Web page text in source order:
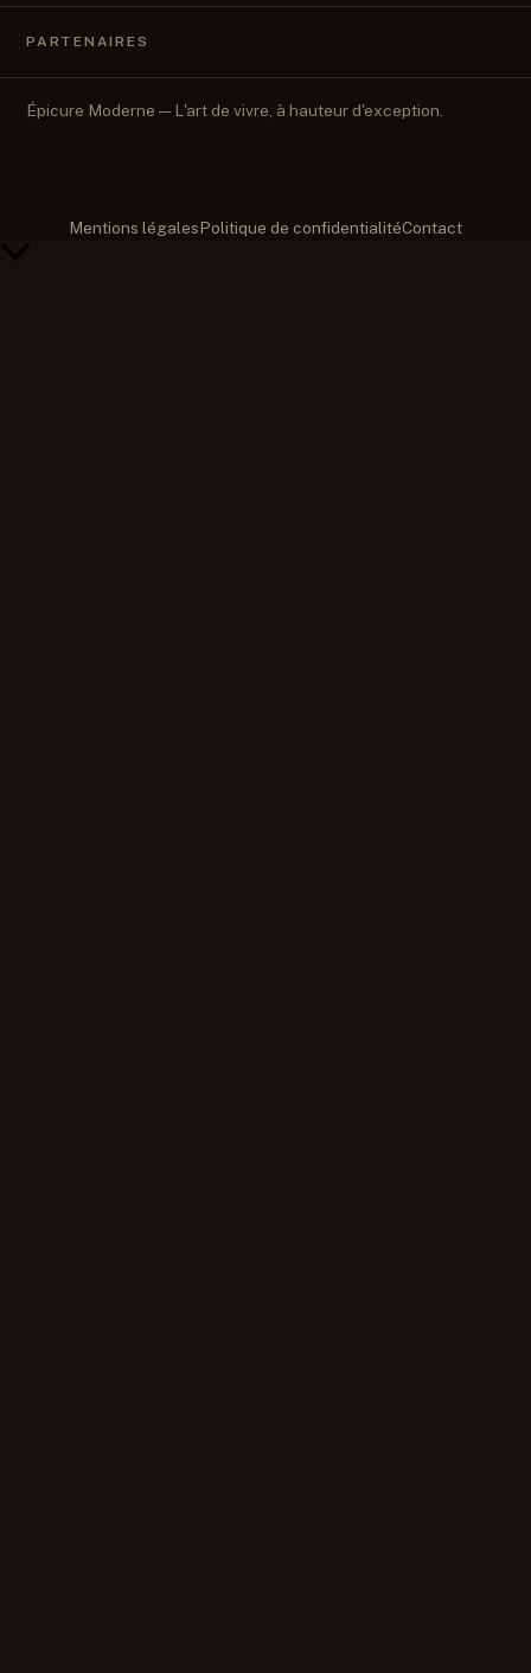
PARTENAIRES
Épicure Moderne — L'art de vivre, à hauteur d'exception.
Mentions légalesPolitique de confidentialitéContact